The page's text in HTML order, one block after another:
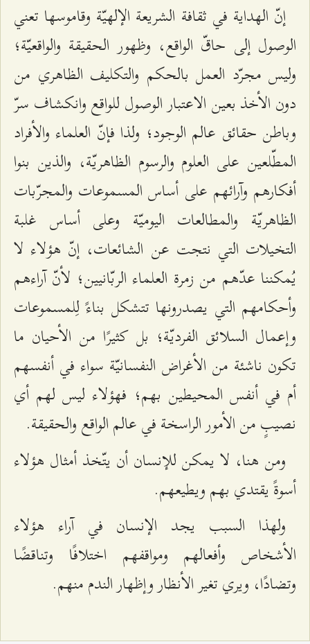
إنّ الهداية في ثقافة الشريعة الإلهيّة وقاموسها تعني
الوصول إلى حاقّ الواقع، وظهور الحقيقة والواقعيّة؛
وليس مجرّد العمل بالحكم والتكليف الظاهري من
دون الأخذ بعين الاعتبار الوصول للواقع وانكشاف سرّ
وباطن حقائق عالم الوجود؛ ولذا فإنّ العلماء والأفراد
المطّلعين على العلوم والرسوم الظاهريّة، والذين بنوا
أفكارهم وآرائهم على أساس المسموعات والمجرّبات
الظاهريّة والمطالعات اليوميّة وعلى أساس غلبة
التخيلات التي نتجت عن الشائعات، إنّ هؤلاء لا
يُمكننا عدّهم من زمرة العلماء الربّانيين؛ لأنّ آراءهم
وأحكامهم التي يصدرونها تتشكل بناءً لِلمسموعات
وإعمال السلائق الفرديّة؛ بل كثيرًا من الأحيان ما
تكون ناشئة من الأغراض النفسانيّة سواء في أنفسهم
أم في أنفس المحيطين بهم؛ فهؤلاء ليس لهم أي
نصيبٍ من الأمور الراسخة في عالم الواقع والحقيقة.
ومن هنا، لا يمكن للإنسان أن يتّخذ أمثال هؤلاء
أسوةً يقتدي بهم ويطيعهم.
ولهذا السبب يجد الإنسان في آراء هؤلاء
الأشخاص وأفعالهم ومواقفهم اختلافًا وتناقضًا
وتضادًا، ويري تغير الأنظار وإظهار الندم منهم.